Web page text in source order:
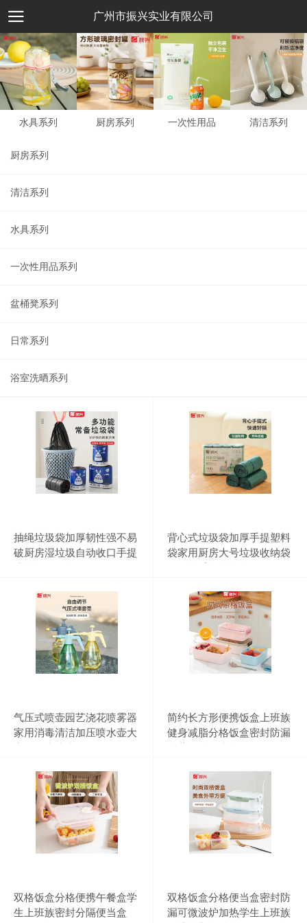
广州市振兴实业有限公司
水具系列 厨房系列 一次性用品 清洁系列
厨房系列
清洁系列
水具系列
一次性用品系列
盆桶凳系列
日常系列
浴室洗晒系列
抽绳垃圾袋加厚韧性强不易
破厨房湿垃圾自动收口手提
背心式垃圾袋加厚手提塑料
袋家用厨房大号垃圾收纳袋
气压式喷壶园艺浇花喷雾器
家用消毒清洁加压喷水壶大
简约长方形便携饭盒上班族
健身减脂分格饭盒密封防漏
双格饭盒分格便携午餐盒学
生上班族密封分隔便当盒
双格饭盒分格便当盒密封防
漏可微波炉加热学生上班族